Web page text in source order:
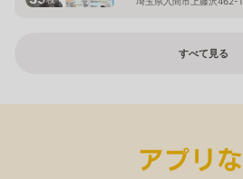
すべて見る